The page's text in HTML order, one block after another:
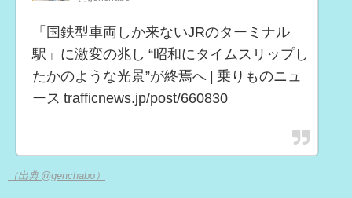
「国鉄型車両しか来ないJRのターミナル
駅」に激変の兆し “昭和にタイムスリップし
たかのような光景”が終焉へ | 乗りものニュ
ース trafficnews.jp/post/660830
（出典 @genchabo）